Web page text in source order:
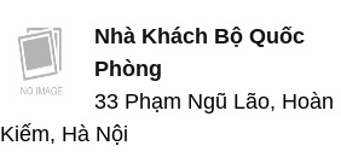
Nhà Khách Bộ Quốc
Phòng
33 Phạm Ngũ Lão, Hoàn
Kiếm, Hà Nội